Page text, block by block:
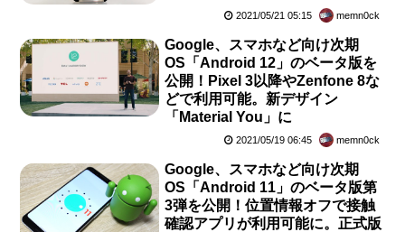
2021/05/21 05:15 memn0ck
Google、スマホなど向け次期
OS「Android 12」のベータ版を
公開！Pixel 3以降やZenfone 8な
どで利用可能。新デザイン
「Material You」に
2021/05/19 06:45 memn0ck
Google、スマホなど向け次期
OS「Android 11」のベータ版第
3弾を公開！位置情報オフで接触
確認アプリが利用可能に。正式版